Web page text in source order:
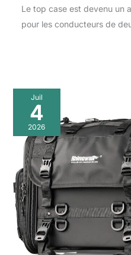
Le top case est devenu un
pour les conducteurs de
Juil
4
2026